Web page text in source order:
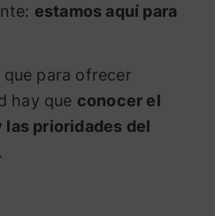
estamos aquí para
para ofrecer
hay que conocer el
prioridades del
.